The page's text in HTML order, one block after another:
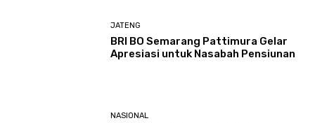
JATENG
BRI BO Semarang Pattimura Gelar
Apresiasi untuk Nasabah Pensiunan
NASIONAL